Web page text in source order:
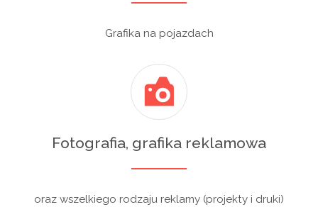
Grafika na pojazdach
Fotografia, grafika reklamowa
oraz wszelkiego rodzaju reklamy (projekty i druki)